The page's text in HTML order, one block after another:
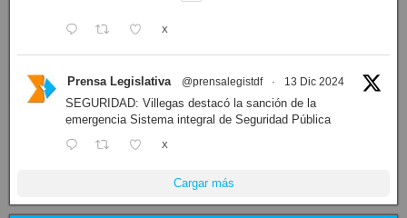
X
Prensa Legislativa @prensalegistdf · 13 Dic 2024
SEGURIDAD: Villegas destacó la sanción de la
emergencia Sistema integral de Seguridad Pública
X
Cargar más